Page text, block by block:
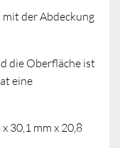
der Abdeckung
die Oberfläche ist
eine
30,1 mm x 20,8